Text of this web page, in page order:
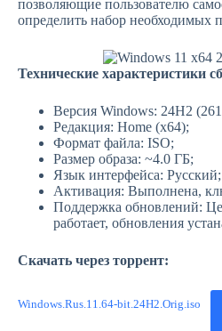
позволяющие пользователю
определить набор необходимых
Технические характеристики
Версия Windows: 24H2
Редакция: Home (x64);
Формат файла: ISO;
Размер образа: ~4.0 ГБ;
Язык интерфейса: Русский;
Активация: Выполнена,
Поддержка обновлений:
работает, обновления
Скачать через торрент:
Windows.Rus.11.64-bit.24H2.Orig.iso